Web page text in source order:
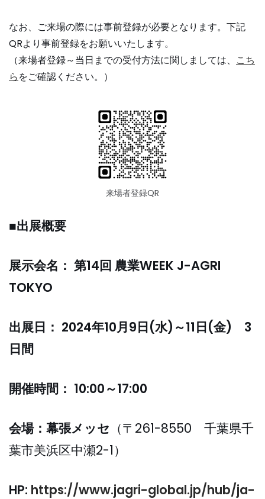
なお、ご来場の際には事前登録が必要となります。下記
QRより事前登録をお願いいたします。
（来場者登録～当日までの受付方法に関しましては、 こち
らをご確認ください。）
来場者登録QR
■出展概要
展示会名： 第14回 農業WEEK J-AGRI
TOKYO
出展日： 2024年10月9日(水)～11日(金) 3
日間
開催時間： 10:00～17:00
会場：幕張メッセ （〒261-8550 千葉県千
葉市美浜区中瀬2-1）
HP: https://www.jagri-global.jp/hub/ja-